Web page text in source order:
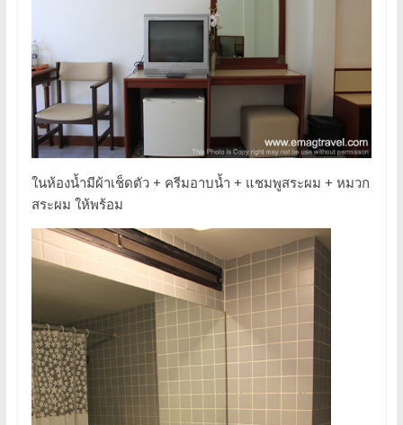
ในห้องน้ำมีผ้าเช็ดตัว + ครีมอาบน้ำ + แชมพูสระผม + หมวก
สระผม ให้พร้อม